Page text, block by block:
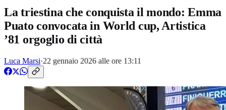
La triestina che conquista il mondo: Emma
Puato convocata in World cup, Artistica
’81 orgoglio di città
Luca Marsi·22 gennaio 2026 alle ore 13:11